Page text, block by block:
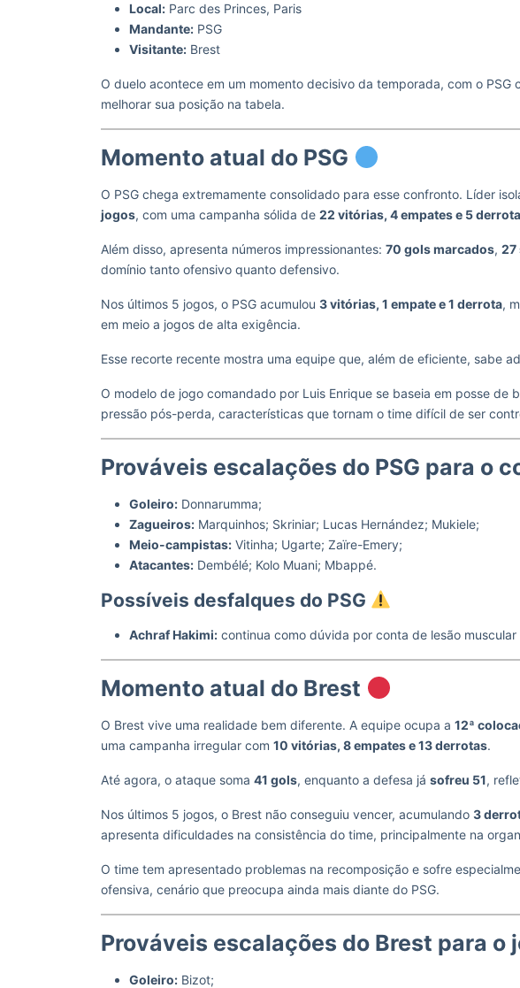
Local: Parc des Princes, Paris
Mandante: PSG
Visitante: Brest
O duelo acontece em um momento decisivo da temporada, com o
melhorar sua posição na tabela.
Momento atual do PSG
O PSG chega extremamente consolidado para esse confronto. Líder
jogos, com uma campanha sólida de 22 vitórias, 4 empates e 5
Além disso, apresenta números impressionantes: 70 gols marcados, 27
domínio tanto ofensivo quanto defensivo.
Nos últimos 5 jogos, o PSG acumulou 3 vitórias, 1 empate e 1 derrota,
em meio a jogos de alta exigência.
Esse recorte recente mostra uma equipe que, além de eficiente, sabe
O modelo de jogo comandado por Luis Enrique se baseia em posse de
pressão pós-perda, características que tornam o time difícil de ser
Prováveis escalações do PSG para o
Goleiro: Donnarumma;
Zagueiros: Marquinhos; Skriniar; Lucas Hernández; Mukiele;
Meio-campistas: Vitinha; Ugarte; Zaïre-Emery;
Atacantes: Dembélé; Kolo Muani; Mbappé.
Possíveis desfalques do PSG
Achraf Hakimi: continua como dúvida por conta de lesão muscular
Momento atual do Brest
O Brest vive uma realidade bem diferente. A equipe ocupa a 12ª
uma campanha irregular com 10 vitórias, 8 empates e 13 derrotas.
Até agora, o ataque soma 41 gols, enquanto a defesa já sofreu 51,
Nos últimos 5 jogos, o Brest não conseguiu vencer, acumulando 3
apresenta dificuldades na consistência do time, principalmente na
O time tem apresentado problemas na recomposição e sofre
ofensiva, cenário que preocupa ainda mais diante do PSG.
Prováveis escalações do Brest para o
Goleiro: Bizot;